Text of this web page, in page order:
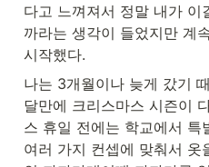
다고 느껴져서 정말 내가 이
까라는 생각이 들었지만 계
시작했다.
나는 3개월이나 늦게 갔기
달만에 크리스마스 시즌이
스 휴일 전에는 학교에서 특
여러 가지 컨셉에 맞춰서